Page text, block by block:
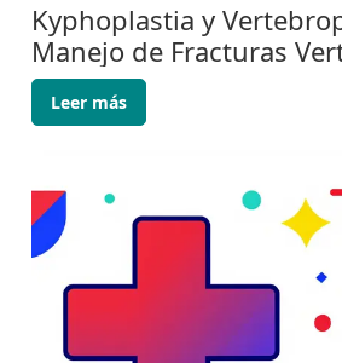
Kyphoplastia y
Manejo de Fracturas
Leer más